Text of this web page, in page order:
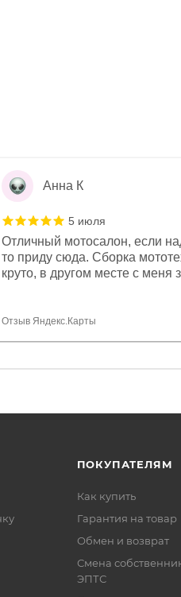
Анна К
5 июля
Отличный мотосалон, если
то приду сюда. Сборка
круто, в другом месте с меня
спасибо отдельное, всегда на
Отзыв Яндекс.Карты
ПОКУПАТЕЛЯМ
Как купить
Гарантия на товар
Обмен и возврат
Смена
ЭПТС